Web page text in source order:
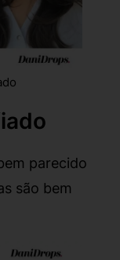
parecido
são bem